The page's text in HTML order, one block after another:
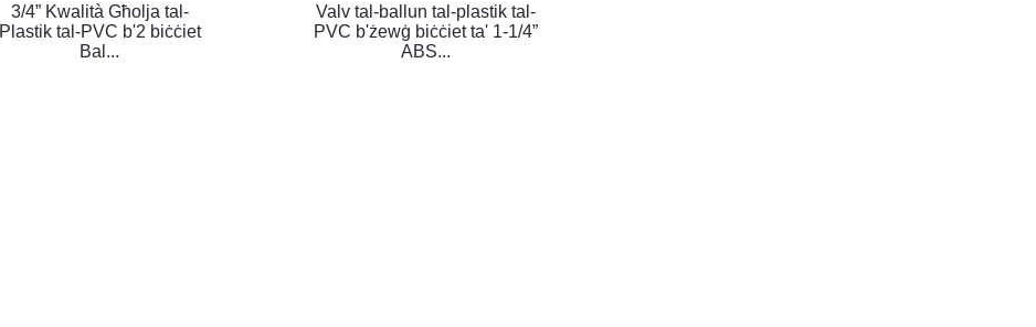
3/4” Kwalità Għolja tal-
Plastik tal-PVC b'2 biċċiet
Bal...
Valv tal-ballun tal-plastik tal-
PVC b'żewġ biċċiet ta' 1-1/4”
ABS...